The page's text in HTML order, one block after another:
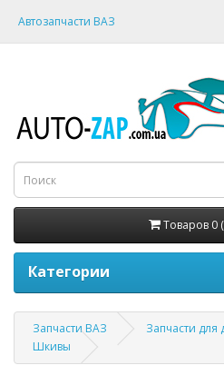
Автозапчасти ВАЗ
Товаров 0
Категории
Запчасти ВАЗ
Запчасти для
Шкивы